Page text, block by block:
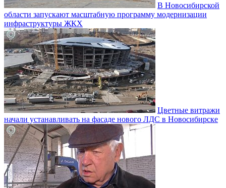
В Новосибирской
области запускают масштабную программу модернизации
инфраструктуры ЖКХ
Цветные витражи
начали устанавливать на фасаде нового ЛДС в Новосибирске